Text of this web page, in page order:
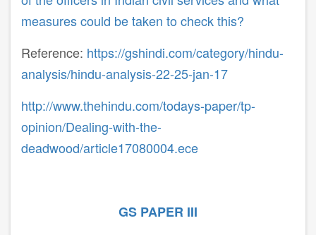
measures could be taken to check this?
Reference: https://gshindi.com/category/hindu-
analysis/hindu-analysis-22-25-jan-17
http://www.thehindu.com/todays-paper/tp-
opinion/Dealing-with-the-
deadwood/article17080004.ece
GS PAPER III